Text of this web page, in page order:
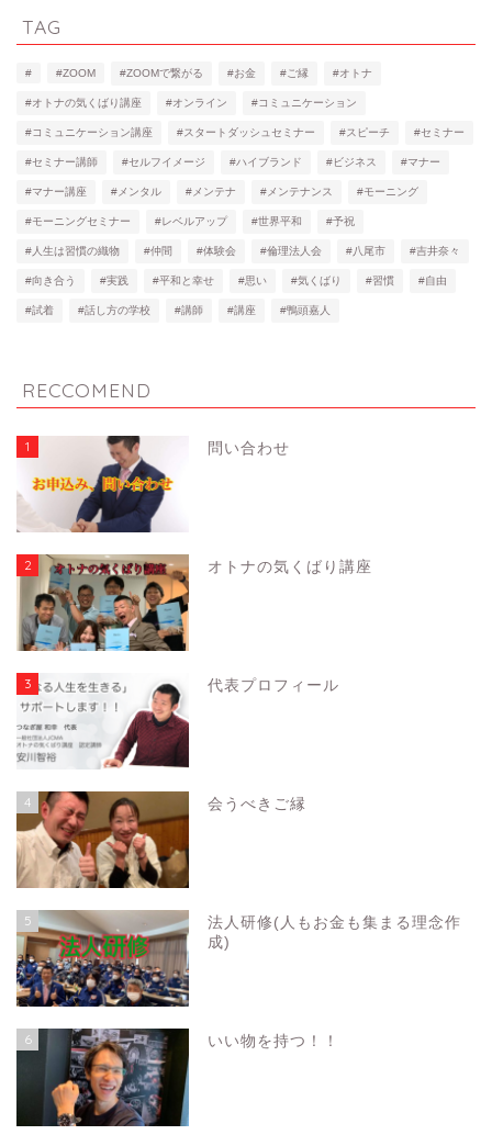
TAG
# #ZOOM #ZOOMで繋がる #お金 #ご縁 #オトナ
#オトナの気くばり講座 #オンライン #コミュニケーション
#コミュニケーション講座 #スタートダッシュセミナー #スピーチ #セミナー
#セミナー講師 #セルフイメージ #ハイブランド #ビジネス #マナー
#マナー講座 #メンタル #メンテナ #メンテナンス #モーニング
#モーニングセミナー #レベルアップ #世界平和 #予祝
#人生は習慣の織物 #仲間 #体験会 #倫理法人会 #八尾市 #吉井奈々
#向き合う #実践 #平和と幸せ #思い #気くばり #習慣 #自由
#試着 #話し方の学校 #講師 #講座 #鴨頭嘉人
RECCOMEND
1 問い合わせ
2 オトナの気くばり講座
3 代表プロフィール
4 会うべきご縁
5
法人研修(人もお金も集まる理念作
成)
6 いい物を持つ！！